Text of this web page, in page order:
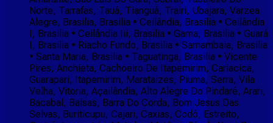
Norte, Tarrafas, Tauá, Tianguá, Trairi, Ubajara, Varzea
Alegre, Brasilia, Brasilia • Ceilândia, Brasilia • Ceilândia
I, Brasilia • Ceilândia Iii, Brasilia • Gama, Brasilia • Guará
I, Brasilia • Riacho Fundo, Brasilia • Samambaia, Brasilia
• Santa Maria, Brasilia • Taguatinga, Brasilia • Vicente
Pires, Anchieta, Cachoeiro De Itapemirim, Cariacica,
Guarapari, Itapemirim, Marataizes, Piuma, Serra, Vila
Velha, Vitoria, Açailândia, Alto Alegre Do Pindaré, Arari,
Bacabal, Balsas, Barra Do Corda, Bom Jesus Das
Selvas, Buriticupu, Cajari, Caxias, Codó, Estreito,